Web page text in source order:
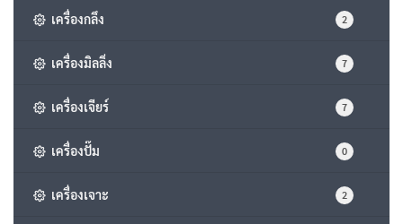
เครื่องกลึง 2
เครื่องมิลลิ่ง 7
เครื่องเจียร์ 7
เครื่องปั๊ม 0
เครื่องเจาะ 2